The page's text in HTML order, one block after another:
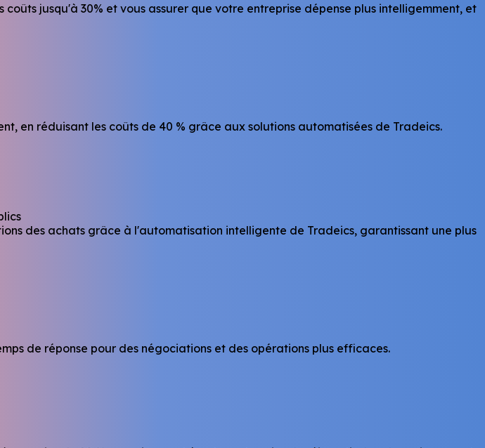
jusqu'à 30% et vous assurer que votre entreprise dépense plus intelligemment, et
en réduisant les coûts de 40 % grâce aux solutions automatisées de Tradeics.
des achats grâce à l'automatisation intelligente de Tradeics, garantissant une plus
de réponse pour des négociations et des opérations plus efficaces.